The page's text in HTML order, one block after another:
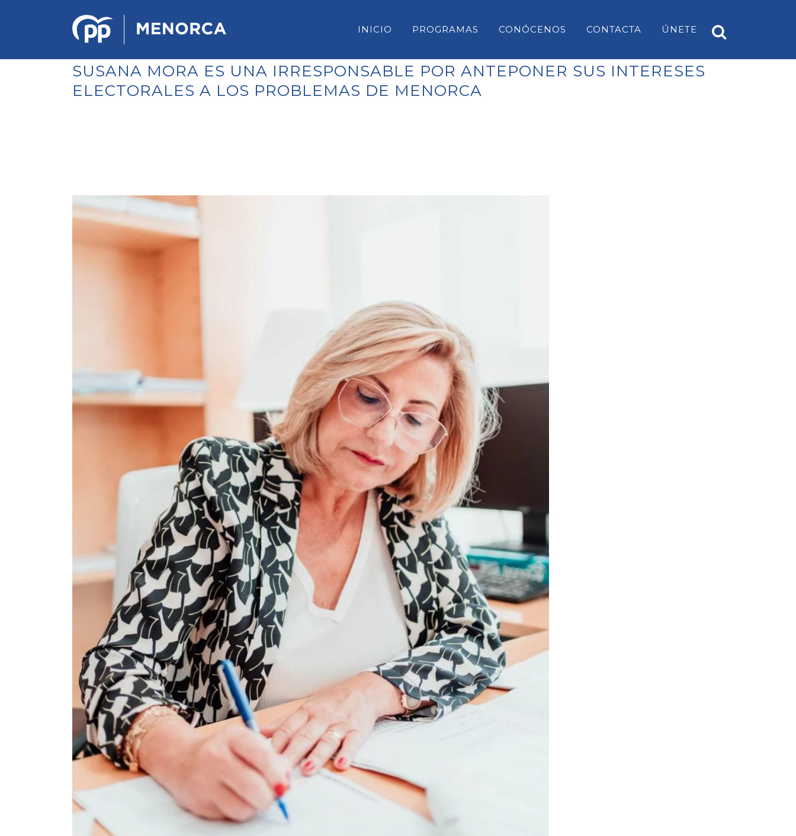
INICIO PROGRAMAS CONÓCENOS
LA ELECCIÓN DÉ COMITÉS
EJECUTIVOS LOCALES
EQUIPO DIRECTIVO NN.GG.
PONENCIA DE REGLAMENTO Y
ESTATUTOS
CONTACTA ÚNETE
SUSANA MORA ES UNA IRRESPONSABLE POR ANTEPONER SUS INTERESES
ELECTORALES A LOS PROBLEMAS DE MENORCA